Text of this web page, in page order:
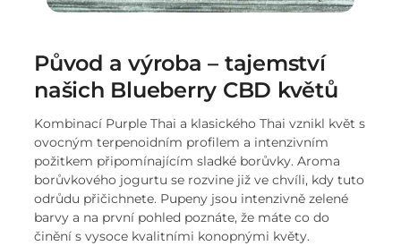
Původ a výroba – tajemství
našich Blueberry CBD květů
Kombinací Purple Thai a klasického Thai vznikl květ s
ovocným terpenoidním profilem a intenzivním
požitkem připomínajícím sladké borůvky. Aroma
borůvkového jogurtu se rozvine již ve chvíli, kdy tuto
odrůdu přičichnete. Pupeny jsou intenzivně zelené
barvy a na první pohled poznáte, že máte co do
činění s vysoce kvalitními konopnými květy.